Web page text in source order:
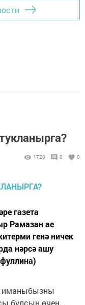
1720 0 0
газета
Рамазан ае
генә ничек
нәрсә ашу
иманыбызны
булсын өчен,